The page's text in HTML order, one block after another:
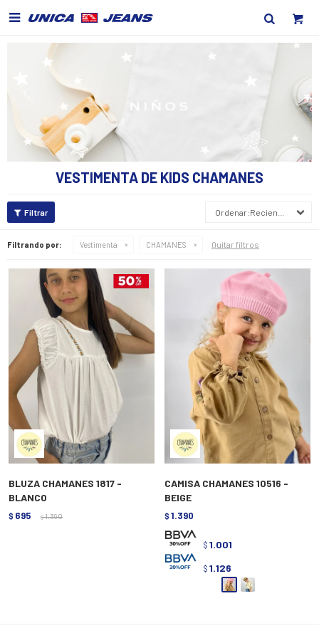

VESTIMENTA DE KIDS CHAMANES
Recientes
Filtrando por: Vestimenta CHAMANES Quitar filtros
BLUZA CHAMANES 1817 -
BLANCO
$ 695 $ 1.390
CAMISA CHAMANES 10516 -
BEIGE
$ 1.390
$ 1.001
$ 1.126